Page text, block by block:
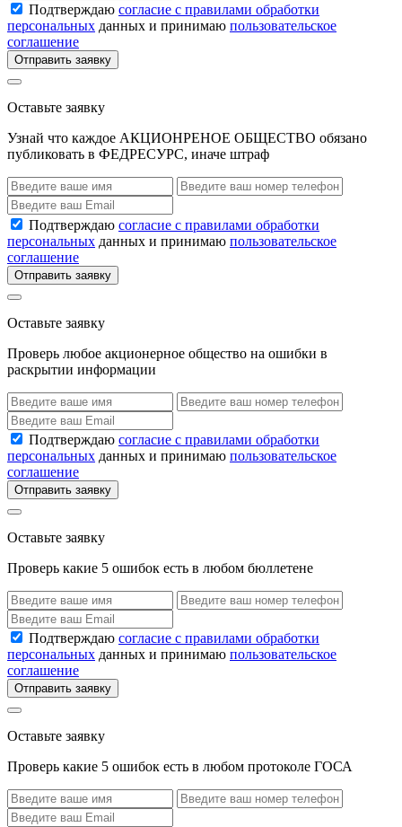
Подтверждаю согласие с правилами обработки
персональных данных и принимаю пользовательское
соглашение
Отправить заявку
Оставьте заявку
Узнай что каждое АКЦИОНРЕНОЕ ОБЩЕСТВО обязано
публиковать в ФЕДРЕСУРС, иначе штраф
Подтверждаю согласие с правилами обработки
персональных данных и принимаю пользовательское
соглашение
Отправить заявку
Оставьте заявку
Проверь любое акционерное общество на ошибки в
раскрытии информации
Подтверждаю согласие с правилами обработки
персональных данных и принимаю пользовательское
соглашение
Отправить заявку
Оставьте заявку
Проверь какие 5 ошибок есть в любом бюллетене
Подтверждаю согласие с правилами обработки
персональных данных и принимаю пользовательское
соглашение
Отправить заявку
Оставьте заявку
Проверь какие 5 ошибок есть в любом протоколе ГОСА